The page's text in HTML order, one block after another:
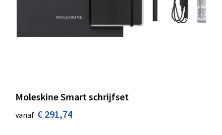
Moleskine Smart schrijfset
vanaf € 291,74